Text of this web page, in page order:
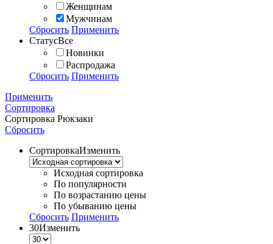
Женщинам
Мужчинам
Сбросить Применить
СтатусВсе
Новинки
Распродажа
Сбросить Применить
Применить
Сортировка
Сортировка Рюкзаки
Сбросить
СортировкаИзменить
Исходная сортировка
По популярности
По возрастанию цены
По убыванию цены
Сбросить Применить
30Изменить